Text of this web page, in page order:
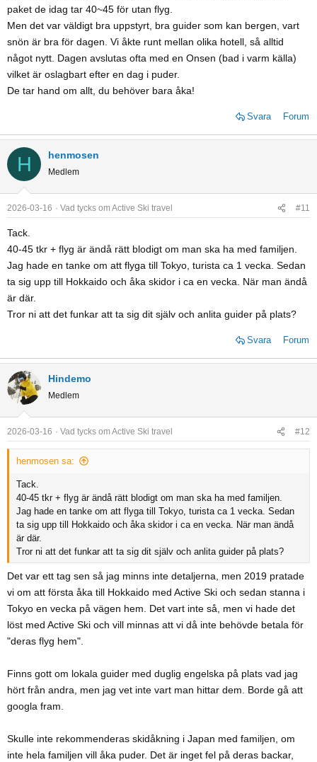
paket de idag tar 40~45 för utan flyg.
Men det var väldigt bra uppstyrt, bra guider som kan bergen, vart
snön är bra för dagen. Vi åkte runt mellan olika hotell, så alltid
något nytt. Dagen avslutas ofta med en Onsen (bad i varm källa)
vilket är oslagbart efter en dag i puder.
De tar hand om allt, du behöver bara åka!
Svara Forum
H henmosen
Medlem
2026-03-16 Vad tycks om Active Ski travel #11
Tack.
40-45 tkr + flyg är ändå rätt blodigt om man ska ha med familjen.
Jag hade en tanke om att flyga till Tokyo, turista ca 1 vecka. Sedan
ta sig upp till Hokkaido och åka skidor i ca en vecka. När man ändå
är där.
Tror ni att det funkar att ta sig dit själv och anlita guider på plats?
Svara Forum
Hindemo
Medlem
2026-03-16 Vad tycks om Active Ski travel #12
henmosen sa:
Tack.
40-45 tkr + flyg är ändå rätt blodigt om man ska ha med familjen.
Jag hade en tanke om att flyga till Tokyo, turista ca 1 vecka. Sedan
ta sig upp till Hokkaido och åka skidor i ca en vecka. När man ändå
är där.
Tror ni att det funkar att ta sig dit själv och anlita guider på plats?
Det var ett tag sen så jag minns inte detaljerna, men 2019 pratade
vi om att första åka till Hokkaido med Active Ski och sedan stanna i
Tokyo en vecka på vägen hem. Det vart inte så, men vi hade det
löst med Active Ski och vill minnas att vi då inte behövde betala för
"deras flyg hem".
Finns gott om lokala guider med duglig engelska på plats vad jag
hört från andra, men jag vet inte vart man hittar dem. Borde gå att
googla fram.
Skulle inte rekommenderas skidåkning i Japan med familjen, om
inte hela familjen vill åka puder. Det är inget fel på deras backar,